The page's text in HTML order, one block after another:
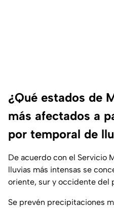
¿Qué estados de
más afectados a
por temporal de
De acuerdo con el Servicio
lluvias más intensas se
oriente, sur y occidente del
Se prevén precipitaciones